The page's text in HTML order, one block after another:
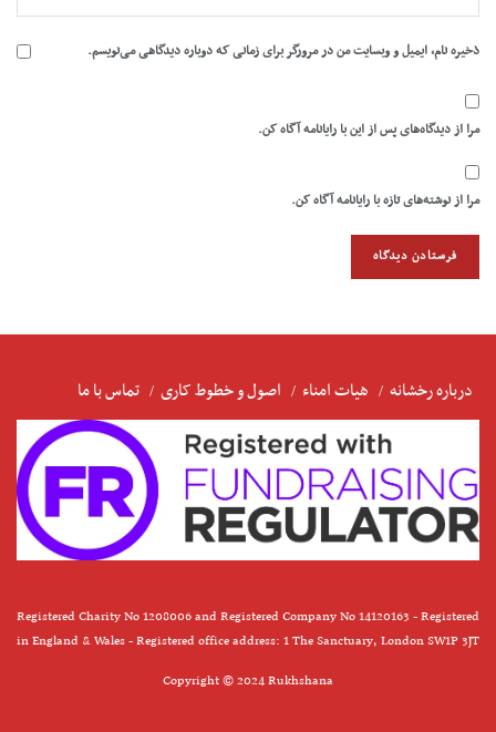
ذخیره نام، ایمیل و وبسایت من در مرورگر برای زمانی که دوباره دیدگاهی می‌نویسم.
مرا از دیدگاه‌های پس از این با رایانامه آگاه کن.
مرا از نوشته‌های تازه با رایانامه آگاه کن.
درباره رخشانه هیات امناء اصول و خطوط کاری تماس با ما
Registered Charity No 1208006 and Registered Company No 14120163 - Registered
in England & Wales - Registered office address: 1 The Sanctuary, London SW1P 3JT
Copyright © 2024 Rukhshana